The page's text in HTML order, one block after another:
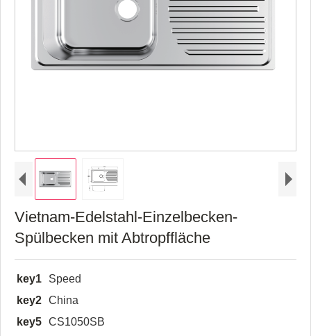
Vietnam-Edelstahl-Einzelbecken-
Spülbecken mit Abtropffläche
key1
Speed
key2 China
key5 CS1050SB